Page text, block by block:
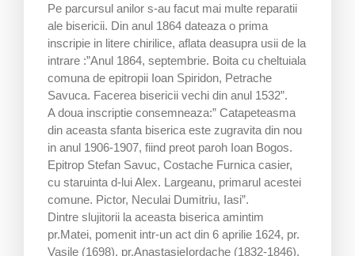
Pe parcursul anilor s-au facut mai multe reparatii
ale bisericii. Din anul 1864 dateaza o prima
inscripie in litere chirilice, aflata deasupra usii de la
intrare :”Anul 1864, septembrie. Boita cu cheltuiala
comuna de epitropii Ioan Spiridon, Petrache
Savuca. Facerea bisericii vechi din anul 1532”.
A doua inscriptie consemneaza:” Catapeteasma
din aceasta sfanta biserica este zugravita din nou
in anul 1906-1907, fiind preot paroh Ioan Bogos.
Epitrop Stefan Savuc, Costache Furnica casier,
cu staruinta d-lui Alex. Largeanu, primarul acestei
comune. Pictor, Neculai Dumitriu, Iasi”.
Dintre slujitorii la aceasta biserica amintim
pr.Matei, pomenit intr-un act din 6 aprilie 1624, pr.
Vasile (1698), pr.AnastasieIordache (1832-1846),